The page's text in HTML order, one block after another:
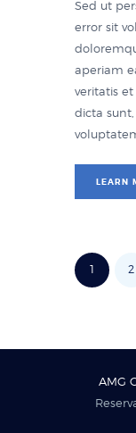
Sed ut
error sit
aperiam
veritatis
dicta
LEARN
2
AMG